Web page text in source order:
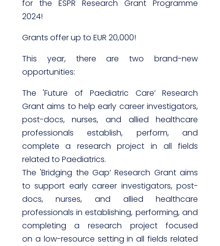
for the ESPR Research Grant Programme
2024!
Grants offer up to EUR 20,000!
This year, there are two brand-new
opportunities:
The 'Future of Paediatric Care’ Research
Grant aims to help early career investigators,
post-docs, nurses, and allied healthcare
professionals establish, perform, and
complete a research project in all fields
related to Paediatrics.
The 'Bridging the Gap’ Research Grant aims
to support early career investigators, post-
docs, nurses, and allied healthcare
professionals in establishing, performing, and
completing a research project focused
on a low-resource setting in all fields related